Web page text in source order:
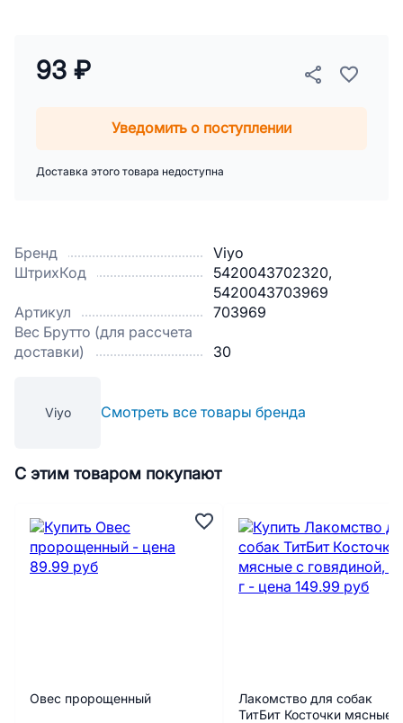
Бренд
Viyo
ШтрихКод
5420043702320,
5420043703969
Артикул
703969
Вес Брутто (для рассчета
доставки)
30
Viyo Смотреть все товары бренда
93 ₽
Уведомить о поступлении
Доставка этого товара недоступна
С этим товаром покупают
Овес пророщенный
Лакомство для собак
ТитБит Косточки мясные с